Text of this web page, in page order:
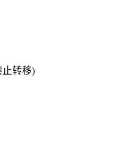
止转移)